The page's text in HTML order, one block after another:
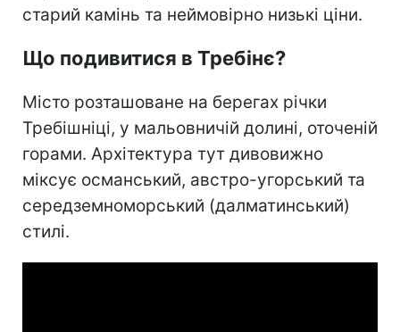
старий камінь та неймовірно низькі ціни.
Що подивитися в Требінє?
Місто розташоване на берегах річки
Требішніці, у мальовничій долині, оточеній
горами. Архітектура тут дивовижно
міксує османський, австро-угорський та
середземноморський (далматинський)
стилі.